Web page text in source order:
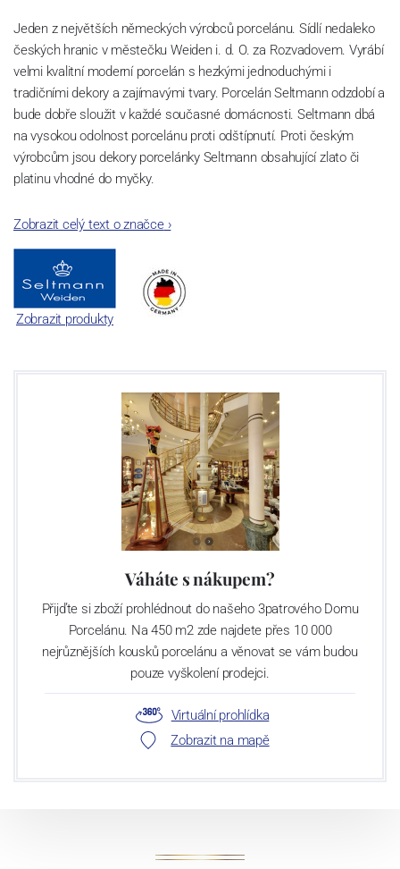
Jeden z největších německých výrobců porcelánu. Sídlí nedaleko
českých hranic v městečku Weiden i. d. O. za Rozvadovem. Vyrábí
velmi kvalitní moderní porcelán s hezkými jednoduchými i
tradičními dekory a zajímavými tvary. Porcelán Seltmann odzdobí a
bude dobře sloužit v každé současné domácnosti. Seltmann dbá
na vysokou odolnost porcelánu proti odštípnutí. Proti českým
výrobcům jsou dekory porcelánky Seltmann obsahující zlato či
platinu vhodné do myčky.
Zobrazit celý text o značce›
Zobrazit produkty
Váháte s nákupem?
Přijďte si zboží prohlédnout do našeho 3patrového Domu
Porcelánu. Na 450 m2 zde najdete přes 10 000
nejrůznějších kousků porcelánu a věnovat se vám budou
pouze vyškolení prodejci.
Virtuální prohlídka
Zobrazit na mapě